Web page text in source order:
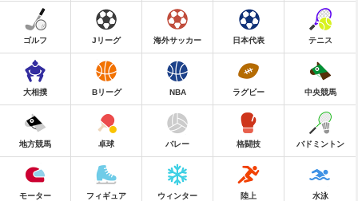
ゴルフ Jリーグ 海外サッカー 日本代表 テニス
大相撲 Bリーグ NBA ラグビー 中央競馬
地方競馬 卓球 バレー 格闘技 バドミントン
モーター フィギュア ウィンター 陸上 水泳